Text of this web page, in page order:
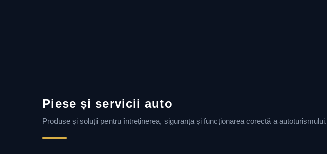
Piese și servicii auto
Produse și soluții pentru întreținerea, siguranța și funcționarea corectă a autoturismului.